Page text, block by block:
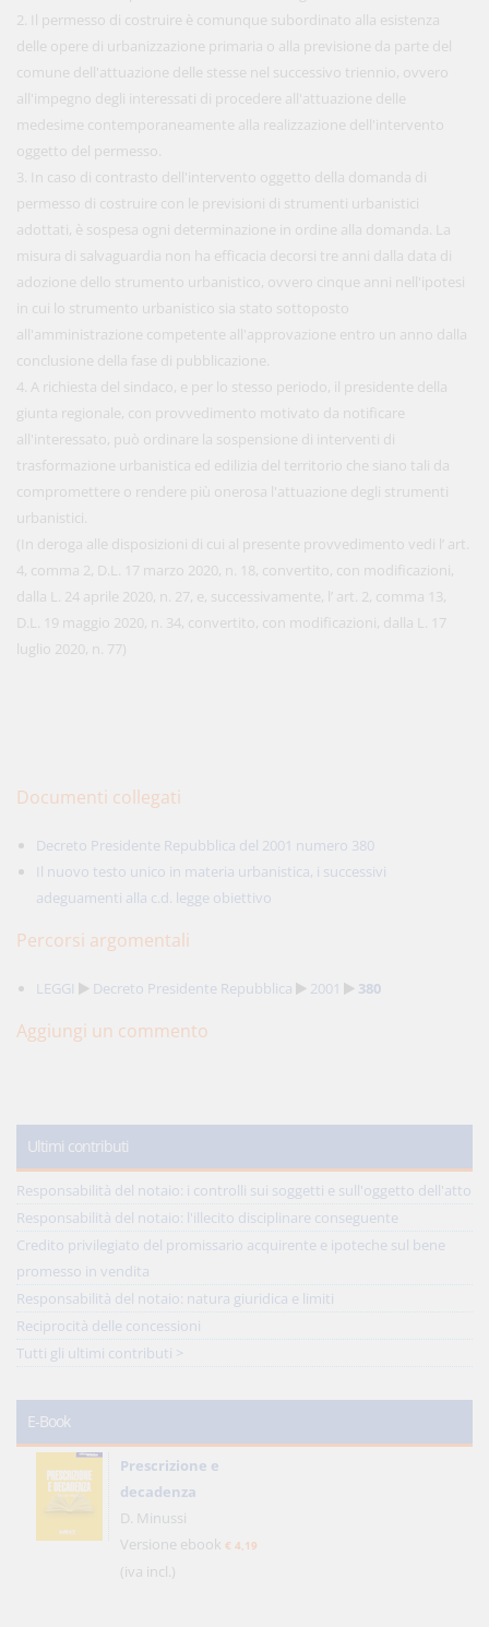
2. Il permesso di costruire è comunque subordinato alla esistenza
delle opere di urbanizzazione primaria o alla previsione da parte del
comune dell'attuazione delle stesse nel successivo triennio, ovvero
all'impegno degli interessati di procedere all'attuazione delle
medesime contemporaneamente alla realizzazione dell'intervento
oggetto del permesso.
3. In caso di contrasto dell'intervento oggetto della domanda di
permesso di costruire con le previsioni di strumenti urbanistici
adottati, è sospesa ogni determinazione in ordine alla domanda. La
misura di salvaguardia non ha efficacia decorsi tre anni dalla data di
adozione dello strumento urbanistico, ovvero cinque anni nell'ipotesi
in cui lo strumento urbanistico sia stato sottoposto
all'amministrazione competente all'approvazione entro un anno dalla
conclusione della fase di pubblicazione.
4. A richiesta del sindaco, e per lo stesso periodo, il presidente della
giunta regionale, con provvedimento motivato da notificare
all'interessato, può ordinare la sospensione di interventi di
trasformazione urbanistica ed edilizia del territorio che siano tali da
compromettere o rendere più onerosa l'attuazione degli strumenti
urbanistici.
(In deroga alle disposizioni di cui al presente provvedimento vedi l’ art.
4, comma 2, D.L. 17 marzo 2020, n. 18, convertito, con modificazioni,
dalla L. 24 aprile 2020, n. 27, e, successivamente, l’ art. 2, comma 13,
D.L. 19 maggio 2020, n. 34, convertito, con modificazioni, dalla L. 17
luglio 2020, n. 77)
Documenti collegati
Decreto Presidente Repubblica del 2001 numero 380
Il nuovo testo unico in materia urbanistica, i successivi
adeguamenti alla c.d. legge obiettivo
Percorsi argomentali
LEGGI Decreto Presidente Repubblica 2001 380
Aggiungi un commento
Ultimi contributi
Responsabilità del notaio: i controlli sui soggetti e sull'oggetto dell'atto
Responsabilità del notaio: l'illecito disciplinare conseguente
Credito privilegiato del promissario acquirente e ipoteche sul bene
promesso in vendita
Responsabilità del notaio: natura giuridica e limiti
Reciprocità delle concessioni
Tutti gli ultimi contributi >
E-Book
Prescrizione e
decadenza
D. Minussi
Versione ebook € 4,19
(iva incl.)